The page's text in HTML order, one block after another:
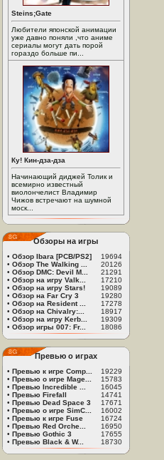
Steins;Gate
Любители японской анимации
уже давно поняли ,что аниме
сериалы могут дать порой
гораздо больше пи...
Ку! Кин-дза-дза
Начинающий диджей Толик и
всемирно известный
виолончелист Владимир
Чижов встречают на шумной
моск...
Обзоры на игры
• Обзор Ibara [PCB/PS2]
19694
• Обзор The Walking ...
20126
• Обзор DMC: Devil M...
21291
• Обзор на игру Valk...
17210
• Обзор на игру Stars!
19089
• Обзор на Far Cry 3
19280
• Обзор на Resident ...
17278
• Обзор на Chivalry:...
18917
• Обзор на игру Kerb...
19309
• Обзор игры 007: Fr... 18086
Превью о играх
• Превью к игре Comp...
19229
• Превью о игре Mage...
15783
• Превью Incredible ...
16045
• Превью Firefall
14741
• Превью Dead Space 3
17671
• Превью о игре SimC...
16002
• Превью к игре Fuse
16724
• Превью Red Orche...
16950
• Превью Gothic 3
17655
• Превью Black & W... 18730